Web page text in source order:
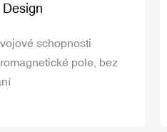
schopnosti
pole, bez